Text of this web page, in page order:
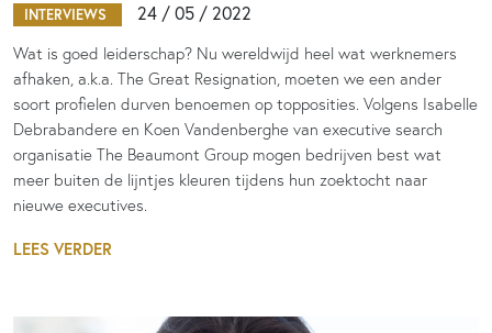
INTERVIEWS 24 / 05 / 2022
Wat is goed leiderschap? Nu wereldwijd heel wat werknemers
afhaken, a.k.a. The Great Resignation, moeten we een ander
soort profielen durven benoemen op topposities. Volgens Isabelle
Debrabandere en Koen Vandenberghe van executive search
organisatie The Beaumont Group mogen bedrijven best wat
meer buiten de lijntjes kleuren tijdens hun zoektocht naar
nieuwe executives.
LEES VERDER